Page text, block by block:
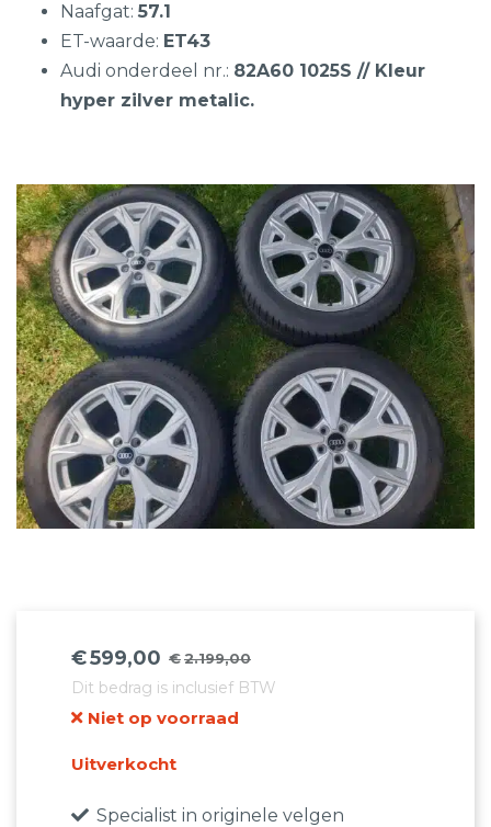
Naafgat: 57.1
ET-waarde: ET43
Audi onderdeel nr.: 82A60 1025S // Kleur
hyper zilver metalic.
€2.199,00
Oorspronkelijke
prijs
was:
€2.199,00.
€599,00
Huidige
prijs
is:
€599,00.
Dit bedrag is inclusief BTW
Niet op voorraad
Uitverkocht
Specialist in originele velgen